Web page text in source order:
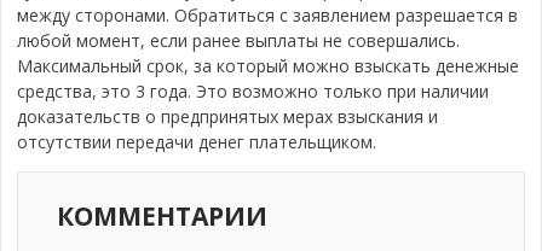
между сторонами. Обратиться с заявлением разрешается в
любой момент, если ранее выплаты не совершались.
Максимальный срок, за который можно взыскать денежные
средства, это 3 года. Это возможно только при наличии
доказательств о предпринятых мерах взыскания и
отсутствии передачи денег плательщиком.
КОММЕНТАРИИ